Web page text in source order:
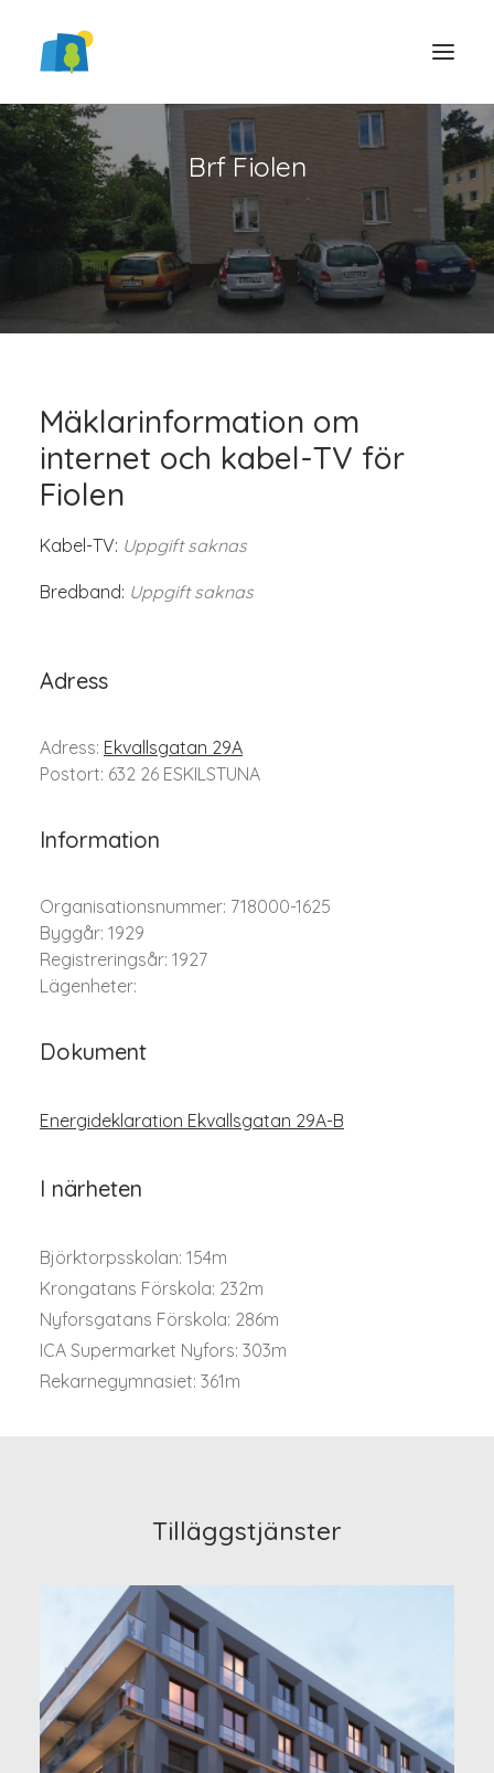
Brf Fiolen
Mäklarinformation om
internet och kabel-TV för
Fiolen
Kabel-TV: Uppgift saknas
Bredband: Uppgift saknas
Adress
Adress: Ekvallsgatan 29A
Postort: 632 26 ESKILSTUNA
Information
Organisationsnummer: 718000-1625
Byggår: 1929
Registreringsår: 1927
Lägenheter:
Dokument
Energideklaration Ekvallsgatan 29A-B
I närheten
Björktorpsskolan: 154m
Krongatans Förskola: 232m
Nyforsgatans Förskola: 286m
ICA Supermarket Nyfors: 303m
Rekarnegymnasiet: 361m
Tilläggstjänster